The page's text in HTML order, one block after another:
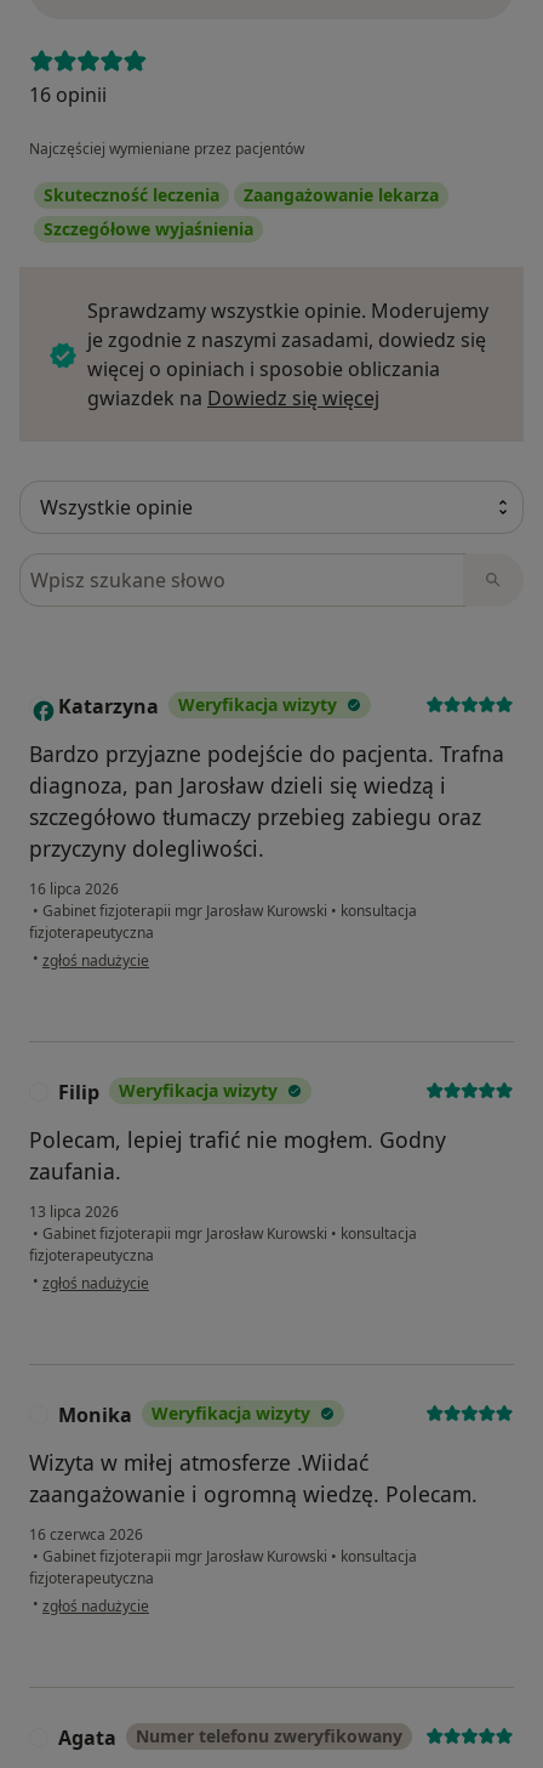
16 opinii
Najczęściej wymieniane przez pacjentów
Skuteczność leczenia
Zaangażowanie lekarza
Szczegółowe wyjaśnienia
Sprawdzamy wszystkie opinie. Moderujemy
je zgodnie z naszymi zasadami, dowiedz się
więcej o opiniach i sposobie obliczania
gwiazdek na Dowiedz się więcej
Szukaj w opiniach
K Katarzyna Weryfikacja wizyty
Bardzo przyjazne podejście do pacjenta. Trafna
diagnoza, pan Jarosław dzieli się wiedzą i
szczegółowo tłumaczy przebieg zabiegu oraz
przyczyny dolegliwości.
16 lipca 2026
• Gabinet fizjoterapii mgr Jarosław Kurowski • konsultacja
fizjoterapeutyczna
• w opinii użytkownika Katarzyna
zgłoś nadużycie
Filip Weryfikacja wizyty
Polecam, lepiej trafić nie mogłem. Godny
zaufania.
13 lipca 2026
• Gabinet fizjoterapii mgr Jarosław Kurowski • konsultacja
fizjoterapeutyczna
• w opinii użytkownika Filip
zgłoś nadużycie
Monika Weryfikacja wizyty
Wizyta w miłej atmosferze .Wiidać
zaangażowanie i ogromną wiedzę. Polecam.
16 czerwca 2026
• Gabinet fizjoterapii mgr Jarosław Kurowski • konsultacja
fizjoterapeutyczna
• w opinii użytkownika Monika
zgłoś nadużycie
Agata Numer telefonu zweryfikowany